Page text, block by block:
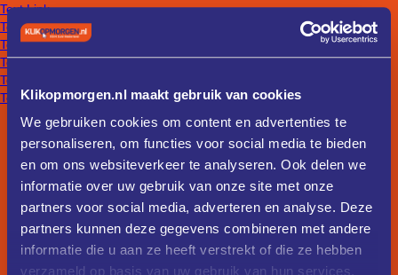
Klikopmorgen.nl maakt gebruik van cookies
We gebruiken cookies om content en advertenties te
personaliseren, om functies voor social media te bieden
en om ons websiteverkeer te analyseren. Ook delen we
informatie over uw gebruik van onze site met onze
partners voor social media, adverteren en analyse. Deze
partners kunnen deze gegevens combineren met andere
informatie die u aan ze heeft verstrekt of die ze hebben
verzameld op basis van uw gebruik van hun services.
Text Link
Text Link
Text Link
Text Link
Text Link
Text Link